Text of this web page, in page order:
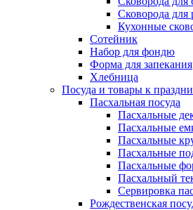
Сковорода
Кухонные
Сотейник
Набор для фондю
Форма для запекания
Хлебница
Посуда и товары к
Пасхальная посуда
Пасхальные
Пасхальные
Пасхальные
Пасхальные
Пасхальные
Пасхальный
Сервировка
Рождественская